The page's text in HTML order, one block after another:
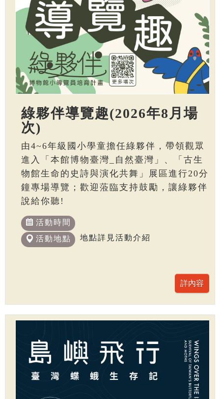
綠夥伴導覽趣(2026年8月場
次)
由4~6年級國小學童擔任綠夥伴，帶領觀眾
進入「本館博物臺灣_自然臺灣」、「古生
物館生命的史詩與演化共舞」展區進行20分
鐘專場導覽；歡迎蒞臨支持鼓勵，讓綠夥伴
說給你聽!
活動時間
活動地點
地點詳見活動介紹